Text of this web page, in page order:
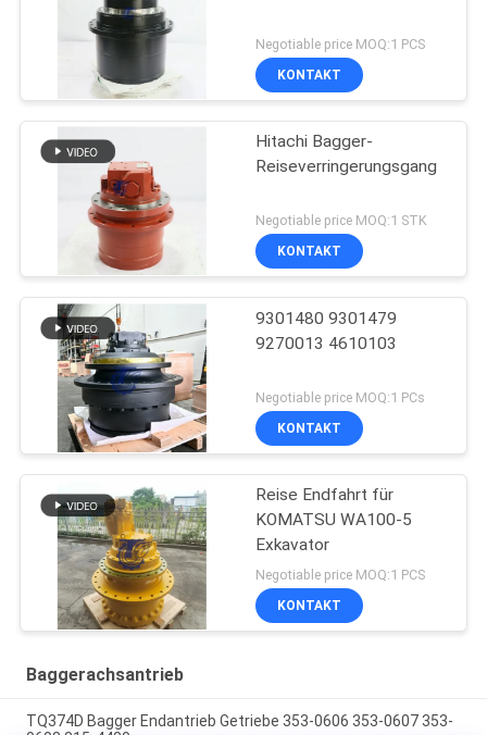
Negotiable price MOQ:1 PCS
KONTAKT
Hitachi Bagger-
Reiseverringerungsgang
Negotiable price MOQ:1 STK
KONTAKT
9301480 9301479
9270013 4610103
Negotiable price MOQ:1 PCs
KONTAKT
Reise Endfahrt für
KOMATSU WA100-5
Exkavator
Negotiable price MOQ:1 PCS
KONTAKT
Baggerachsantrieb
TQ374D Bagger Endantrieb Getriebe 353-0606 353-0607 353-